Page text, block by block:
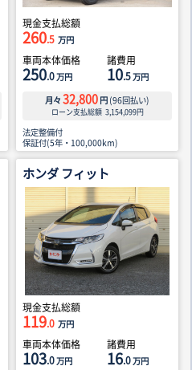
現金支払総額
260.5 万円
車両本体価格
250.0万円
諸費用
10.5万円
月々 32,800 円 (96回払い)
ローン支払総額 3,154,099円
法定整備付
保証付(5年・100,000km)
ホンダ フィット
現金支払総額
119.0 万円
車両本体価格
103.0万円
諸費用
16.0万円